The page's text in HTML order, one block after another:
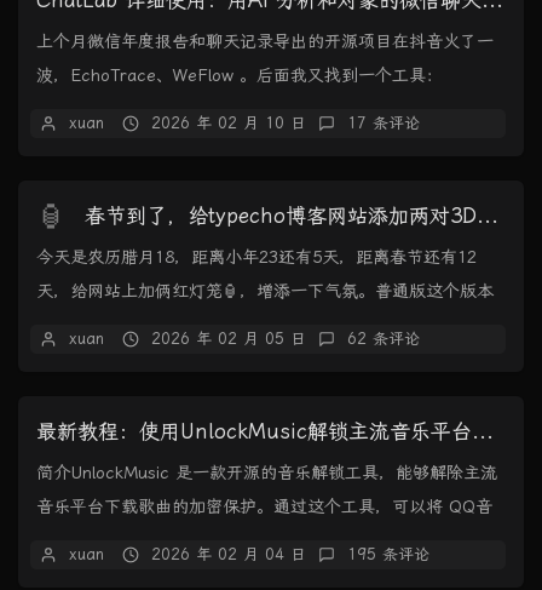
上个月微信年度报告和聊天记录导出的开源项目在抖音火了一
波，EchoTrace、WeFlow 。后面我又找到一个工具：
xuan 2026 年 02 月 10 日 17 条评论
🏮 春节到了，给typecho博客网站添加两对3D红灯笼
今天是农历腊月18，距离小年23还有5天，距离春节还有12
天，给网站上加俩红灯笼🏮，增添一下气氛。普通版这个版本
xuan 2026 年 02 月 05 日 62 条评论
最新教程：使用UnlockMusic解锁主流音乐平台VIP歌曲的加密保护
简介UnlockMusic 是一款开源的音乐解锁工具，能够解除主流
音乐平台下载歌曲的加密保护。通过这个工具，可以将 QQ音
xuan 2026 年 02 月 04 日 195 条评论